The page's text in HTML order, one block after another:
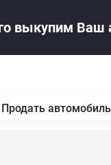
выкупим Ваш
Продать автомобиль